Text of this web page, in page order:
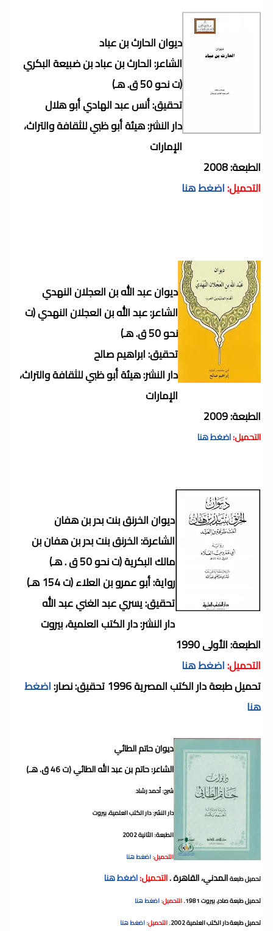
ديوان الحارث بن عباد
الشاعر: الحارث بن عباد بن ضبيعة البكري
(ت نحو 50 ق. هـ)
تحقيق: أنس عبد الهادي أبو هلال
دار النشر: هيئة أبو ظبي للثقافة والتراث،
الإمارات
الطبعة: 2008
التحميل:اضغط هنا
ديوان عبد الله بن العجلان النهدي
الشاعر: عبد الله بن العجلان النهدي (ت
نحو 50 ق. هـ)
تحقيق: ابراهيم صالح
دار النشر: هيئة أبو ظبي للثقافة والتراث،
الإمارات
الطبعة: 2009
التحميل:اضغط هنا
ديوان الخرنق بنت بدر بن هفان
الشاعرة: الخرنق بنت بدر بن هفان بن
مالك البكرية (ت نحو 50 ق . هـ)
رواية: أبو عمرو بن العلاء (ت 154 هـ)
تحقيق: يسري عبد الغني عبد الله
دار النشر: دار الكتب العلمية، بيروت
الطبعة: الأولى 1990
التحميل:اضغط هنا
تحميل طبعة دار الكتب المصرية 1996 تحقيق: نصار:
اضغط
هنا
ديوان حاتم الطائي
الشاعر: حاتم بن عبد الله الطائي (ت 46 ق. هـ)
شرح: أحمد رشاد
دار النشر: دار الكتب العلمية، بيروت
الطبعة: الثانية 2002
التحميل:اضغط هنا
تحميل طبعةالمدني، القاهرة .التحميل:اضغط هنا
تحميل طبعة صادر، بيروت 1981. التحميل:اضغط هنا
تحميل طبعة دار الكتب العلمية 2002.
التحميل:اضغط هنا